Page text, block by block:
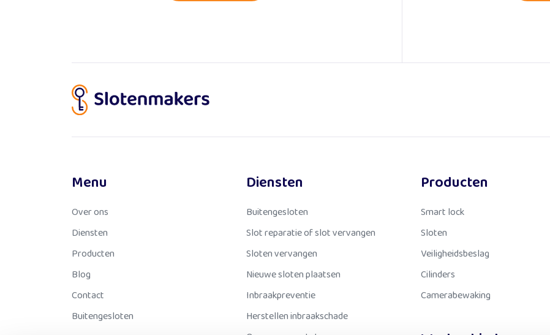
Menu
Over ons
Diensten
Producten
Blog
Contact
Buitengesloten
Diensten
Buitengesloten
Slot reparatie of slot vervangen
Sloten vervangen
Nieuwe sloten plaatsen
Inbraakpreventie
Herstellen inbraakschade
Producten
Smart lock
Sloten
Veiligheidsbeslag
Cilinders
Camerabewaking